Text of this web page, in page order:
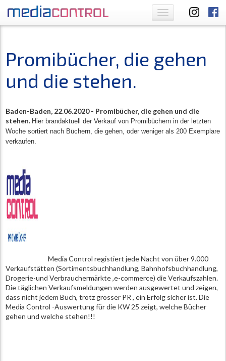
Toggle
navigation
Promibücher, die gehen
und die stehen.
Baden-Baden, 22.06.2020 - Promibücher, die gehen und die
stehen. Hier brandaktuell der Verkauf von Promibüchern in der letzten
Woche sortiert nach Büchern, die gehen, oder weniger als 200 Exemplare
verkaufen.
Media Control registiert jede Nacht von über 9.000
Verkaufstätten (Sortimentsbuchhandlung, Bahnhofsbuchhandlung,
Drogerie-und Verbrauchermärkte ,e-commerce) die Verkaufszahlen.
Die täglichen Verkaufsmeldungen werden ausgewertet und zeigen,
dass nicht jedem Buch, trotz grosser PR , ein Erfolg sicher ist. Die
Media Control -Auswertung für die KW 25 zeigt, welche Bücher
gehen und welche stehen!!!